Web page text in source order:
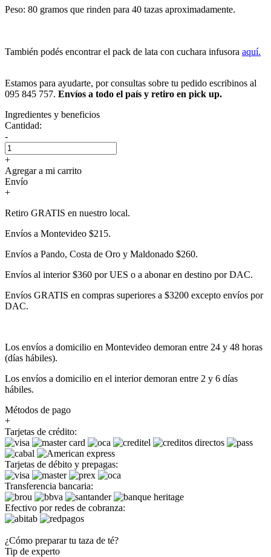
Peso: 80 gramos que rinden para 40 tazas aproximadamente.
También podés encontrar el pack de lata con cuchara infusora aquí.
Estamos para ayudarte, por consultas sobre tu pedido escribinos al
095 845 757. Envíos a todo el país y retiro en pick up.
Ingredientes y beneficios
Cantidad:
-
+
Agregar a mi carrito
Envío
+
Retiro GRATIS en nuestro local.
Envíos a Montevideo $215.
Envíos a Pando, Costa de Oro y Maldonado $260.
Envíos al interior $360 por UES o a abonar en destino por DAC.
Envíos GRATIS en compras superiores a $3200 excepto envíos por
DAC.
Los envíos a domicilio en Montevideo demoran entre 24 y 48 horas
(días hábiles).
Los envíos a domicilio en el interior demoran entre 2 y 6 días
hábiles.
Métodos de pago
+
Tarjetas de crédito:
Tarjetas de débito y prepagas:
Transferencia bancaria:
Efectivo por redes de cobranza:
¿Cómo preparar tu taza de té?
Tip de experto